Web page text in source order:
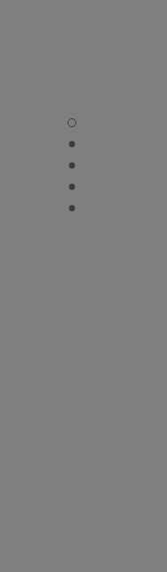
CC CREAM -
CC CREAM -
CC CREAM -
CC CREAM -
CC CREAM -